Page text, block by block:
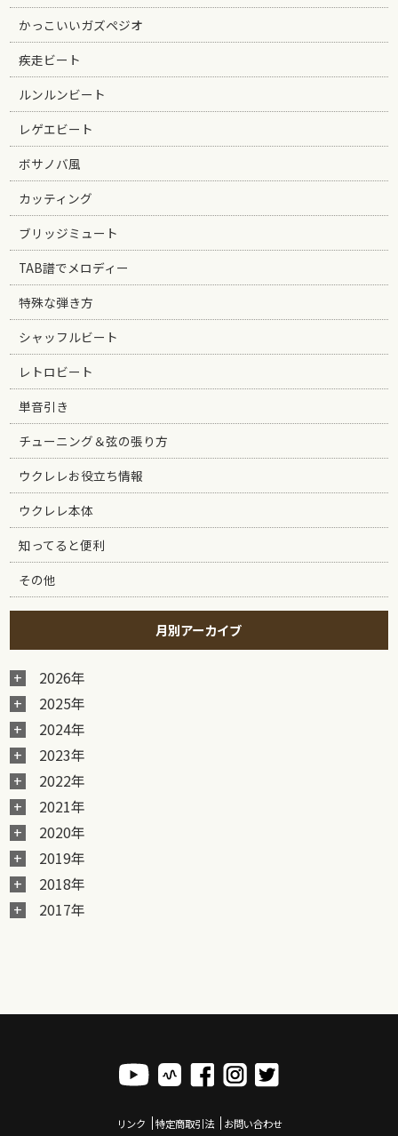
かっこいいガズペジオ
疾走ビート
ルンルンビート
レゲエビート
ボサノバ風
カッティング
ブリッジミュート
TAB譜でメロディー
特殊な弾き方
シャッフルビート
レトロビート
単音引き
チューニング＆弦の張り方
ウクレレお役立ち情報
ウクレレ本体
知ってると便利
その他
月別アーカイブ
2026年
2025年
2024年
2023年
2022年
2021年
2020年
2019年
2018年
2017年
リンク 特定商取引法 お問い合わせ